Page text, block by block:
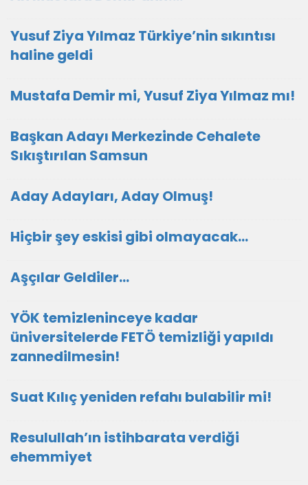
Yusuf Ziya Yılmaz Türkiye’nin sıkıntısı
haline geldi
Mustafa Demir mi, Yusuf Ziya Yılmaz mı!
Başkan Adayı Merkezinde Cehalete
Sıkıştırılan Samsun
Aday Adayları, Aday Olmuş!
Hiçbir şey eskisi gibi olmayacak…
Aşçılar Geldiler…
YÖK temizleninceye kadar
üniversitelerde FETÖ temizliği yapıldı
zannedilmesin!
Suat Kılıç yeniden refahı bulabilir mi!
Resulullah’ın istihbarata verdiği
ehemmiyet